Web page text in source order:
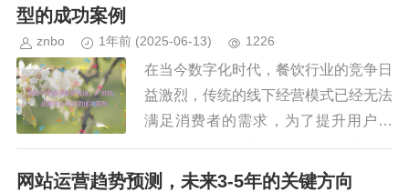
型的成功案例
znbo 1年前 (2025-06-13) 1226
在当今数字化时代，餐饮行业的竞争日
益激烈，传统的线下经营模式已经无法
满足消费者的需求，为了提升用户体
验、优化运营效率，许多餐饮企业开始
探索线上与线下数据的互通，本文将以
网站运营趋势预测，未来3-5年的关键方向